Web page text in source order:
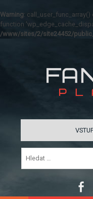
Warning:
function
/www/sites/2/site24452/